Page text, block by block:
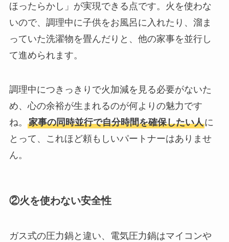
ほったらかし」が実現できる点です。火を使わな
いので、調理中に子供をお風呂に入れたり、溜ま
っていた洗濯物を畳んだりと、他の家事を並行し
て進められます。
調理中につきっきりで火加減を見る必要がないた
め、心の余裕が生まれるのが何よりの魅力です
ね。 家事の同時並行で自分時間を確保したい人に
とって、これほど頼もしいパートナーはありませ
ん。
②火を使わない安全性
ガス式の圧力鍋と違い、電気圧力鍋はマイコンや